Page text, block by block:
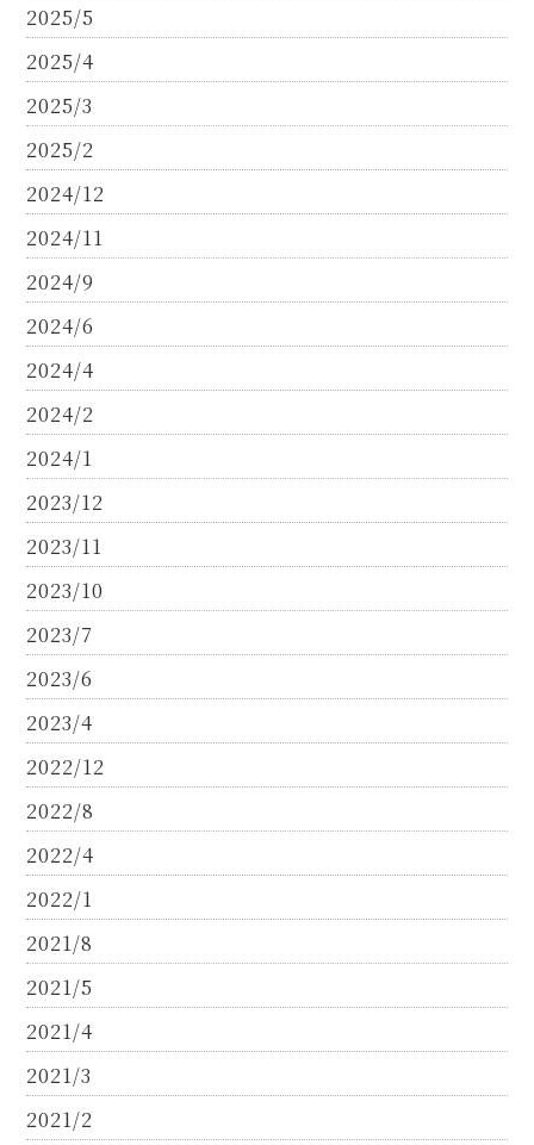
2025/5
2025/4
2025/3
2025/2
2024/12
2024/11
2024/9
2024/6
2024/4
2024/2
2024/1
2023/12
2023/11
2023/10
2023/7
2023/6
2023/4
2022/12
2022/8
2022/4
2022/1
2021/8
2021/5
2021/4
2021/3
2021/2